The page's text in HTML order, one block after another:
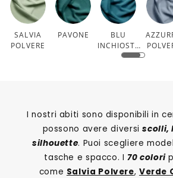
SALVIA
POLVERE
PAVONE
BLU
INCHIOSTR
O
I nostri abiti sono disponibili in
possono avere diversiscolli,
silhouette. Puoi scegliere
tasche e spacco. I70 colori
come Salvia Polvere, Verde